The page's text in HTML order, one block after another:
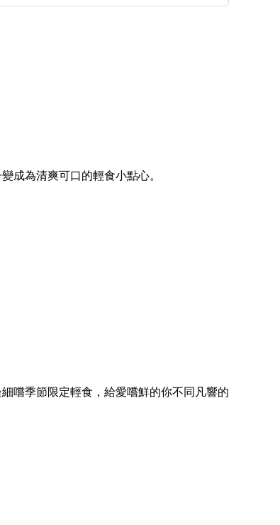
成為清爽可口的輕食小點心。
嚐季節限定輕食，給愛嚐鮮的你不同凡響的